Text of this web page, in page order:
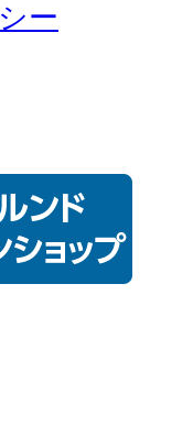
ー